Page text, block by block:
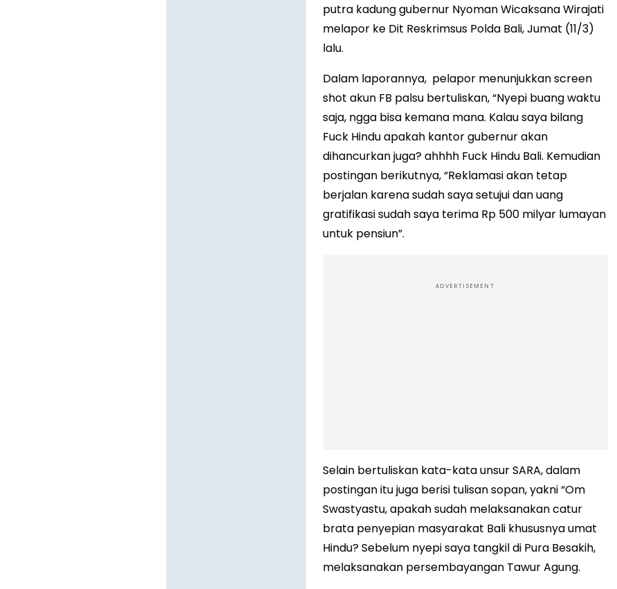
putra kadung gubernur Nyoman Wicaksana Wirajati
melapor ke Dit Reskrimsus Polda Bali, Jumat (11/3)
lalu.
Dalam laporannya, pelapor menunjukkan screen
shot akun FB palsu bertuliskan, “Nyepi buang waktu
saja, ngga bisa kemana mana. Kalau saya bilang
Fuck Hindu apakah kantor gubernur akan
dihancurkan juga? ahhhh Fuck Hindu Bali. Kemudian
postingan berikutnya, “Reklamasi akan tetap
berjalan karena sudah saya setujui dan uang
gratifikasi sudah saya terima Rp 500 milyar lumayan
untuk pensiun”.
ADVERTISEMENT
Selain bertuliskan kata-kata unsur SARA, dalam
postingan itu juga berisi tulisan sopan, yakni “Om
Swastyastu, apakah sudah melaksanakan catur
brata penyepian masyarakat Bali khususnya umat
Hindu? Sebelum nyepi saya tangkil di Pura Besakih,
melaksanakan persembayangan Tawur Agung.